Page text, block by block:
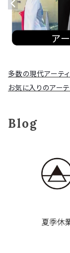
多数の現代アーテ
お気に入りのアーテ
Blog